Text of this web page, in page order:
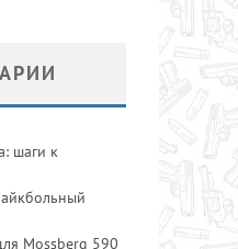
шаги к
Mossberg 590